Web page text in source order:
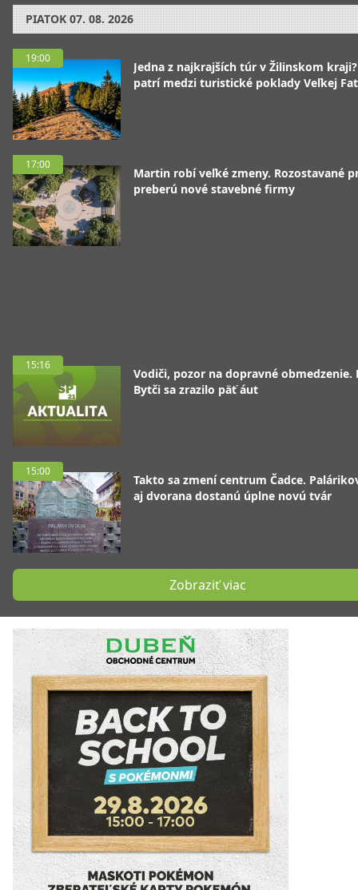
PIATOK 07. 08. 2026
19:00
Jedna z najkrajších túr v Žilinskom
patrí medzi turistické poklady Veľkej
17:00
Martin robí veľké zmeny. Rozostavané
preberú nové stavebné firmy
15:16
Vodiči, pozor na dopravné obmedzenie.
Bytči sa zrazilo päť áut
15:00
Takto sa zmení centrum Čadce.
aj dvorana dostanú úplne novú tvár
Zobraziť viac